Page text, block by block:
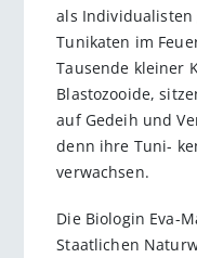
als
Tunikaten im
Tausende kleiner
Blastozooide,
auf Gedeih und
denn ihre Tuni-
verwachsen.
Die Biologin Eva-
Staatlichen